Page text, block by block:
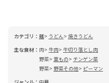
カテゴリ： 麺 うどん 焼きうどん
主な食材： 肉 牛肉 牛切り落とし肉
野菜 葉もの
チンゲン菜
野菜
野菜その他
ピーマン